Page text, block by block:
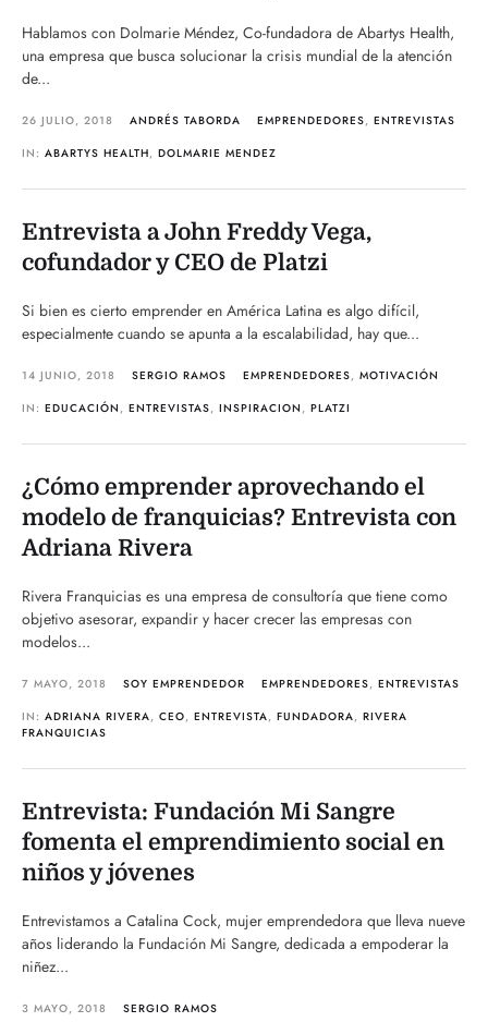
Hablamos con Dolmarie Méndez, Co-fundadora de Abartys Health,
una empresa que busca solucionar la crisis mundial de la atención
de...
26 JULIO, 2018 ANDRÉS TABORDA EMPRENDEDORES, ENTREVISTAS
IN: ABARTYS HEALTH, DOLMARIE MENDEZ
Entrevista a John Freddy Vega,
cofundador y CEO de Platzi
Si bien es cierto emprender en América Latina es algo difícil,
especialmente cuando se apunta a la escalabilidad, hay que...
14 JUNIO, 2018 SERGIO RAMOS EMPRENDEDORES, MOTIVACIÓN
IN: EDUCACIÓN , ENTREVISTAS, INSPIRACION , PLATZI
¿Cómo emprender aprovechando el
modelo de franquicias? Entrevista con
Adriana Rivera
Rivera Franquicias es una empresa de consultoría que tiene como
objetivo asesorar, expandir y hacer crecer las empresas con
modelos...
7 MAYO, 2018 SOY EMPRENDEDOR EMPRENDEDORES, ENTREVISTAS
IN: ADRIANA RIVERA, CEO, ENTREVISTA, FUNDADORA, RIVERA
FRANQUICIAS
Entrevista: Fundación Mi Sangre
fomenta el emprendimiento social en
niños y jóvenes
Entrevistamos a Catalina Cock, mujer emprendedora que lleva nueve
años liderando la Fundación Mi Sangre, dedicada a empoderar la
niñez...
3 MAYO, 2018 SERGIO RAMOS